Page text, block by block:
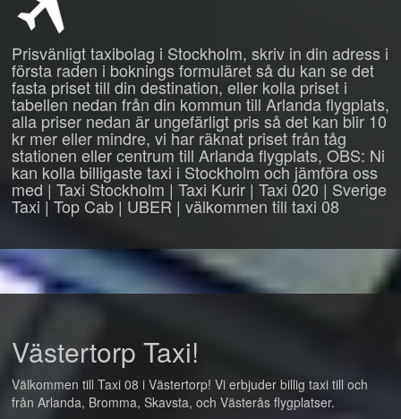
Prisvänligt taxibolag i Stockholm, skriv in din adress i
första raden i boknings formuläret så du kan se det
fasta priset till din destination, eller kolla priset i
tabellen nedan från din kommun till Arlanda flygplats,
alla priser nedan är ungefärligt pris så det kan blir 10
kr mer eller mindre, vi har räknat priset från tåg
stationen eller centrum till Arlanda flygplats, OBS: Ni
kan kolla billigaste taxi i Stockholm och jämföra oss
med | Taxi Stockholm | Taxi Kurir | Taxi 020 | Sverige
Taxi | Top Cab | UBER | välkommen till taxi 08
Västertorp Taxi!
Välkommen till Taxi 08 i Västertorp! Vi erbjuder billig taxi till och
från Arlanda, Bromma, Skavsta, och Västerås flygplatser.